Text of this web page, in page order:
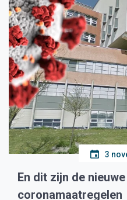
3
En dit zijn de
coronamaatregelen